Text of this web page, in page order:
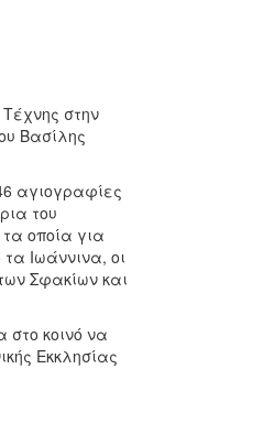
στην
Βασίλης
αγιογραφίες
του
οποία για
Ιωάννινα, οι
Σφακίων και
στο κοινό να
Εκκλησίας